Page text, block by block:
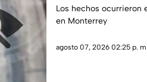
luego de ser
un sujeto en la
Los hechos ocurrieron
en Monterrey
agosto 07, 2026 02:25 p. m.